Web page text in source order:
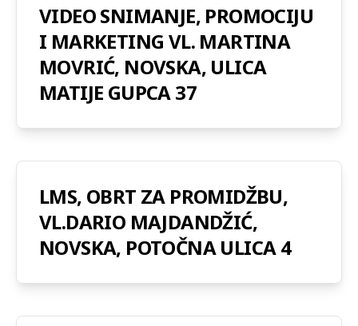
VIDEO SNIMANJE, PROMOCIJU
I MARKETING VL. MARTINA
MOVRIĆ, NOVSKA, ULICA
MATIJE GUPCA 37
LMS, OBRT ZA PROMIDŽBU,
VL.DARIO MAJDANDŽIĆ,
NOVSKA, POTOČNA ULICA 4